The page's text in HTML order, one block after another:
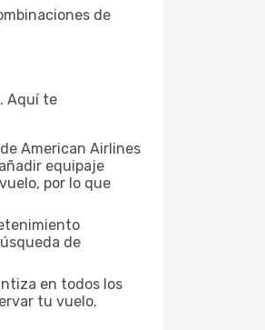
de
Aquí te
American Airlines
equipaje
por lo que
de
en todos los
tu vuelo.